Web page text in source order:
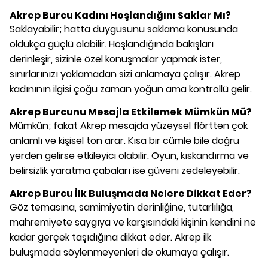
Akrep Burcu Kadını Hoşlandığını Saklar Mı?
Saklayabilir; hatta duygusunu saklama konusunda
oldukça güçlü olabilir. Hoşlandığında bakışları
derinleşir, sizinle özel konuşmalar yapmak ister,
sınırlarınızı yoklamadan sizi anlamaya çalışır. Akrep
kadınının ilgisi çoğu zaman yoğun ama kontrollü gelir.
Akrep Burcunu Mesajla Etkilemek Mümkün Mü?
Mümkün; fakat Akrep mesajda yüzeysel flörtten çok
anlamlı ve kişisel ton arar. Kısa bir cümle bile doğru
yerden gelirse etkileyici olabilir. Oyun, kıskandırma ve
belirsizlik yaratma çabaları ise güveni zedeleyebilir.
Akrep Burcu İlk Buluşmada Nelere Dikkat Eder?
Göz temasına, samimiyetin derinliğine, tutarlılığa,
mahremiyete saygıya ve karşısındaki kişinin kendini ne
kadar gerçek taşıdığına dikkat eder. Akrep ilk
buluşmada söylenmeyenleri de okumaya çalışır.